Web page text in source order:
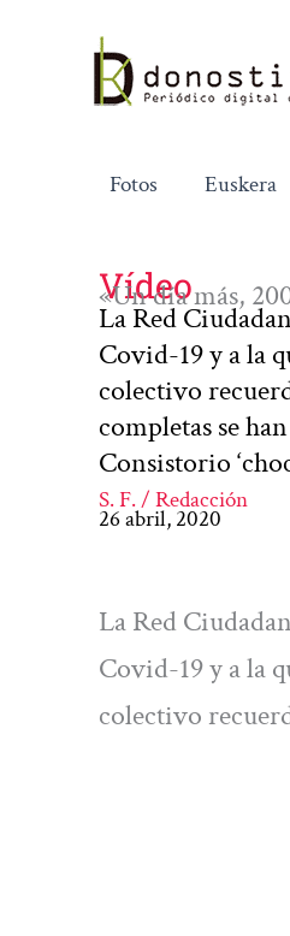
contenido
Fotos Euskera
Vídeo
«Un día más,
La Red
Covid-19 y a la
colectivo
completas se
Consistorio
S. F. / Redacción
26 abril, 2020
La Red
Covid-19 y a la
colectivo